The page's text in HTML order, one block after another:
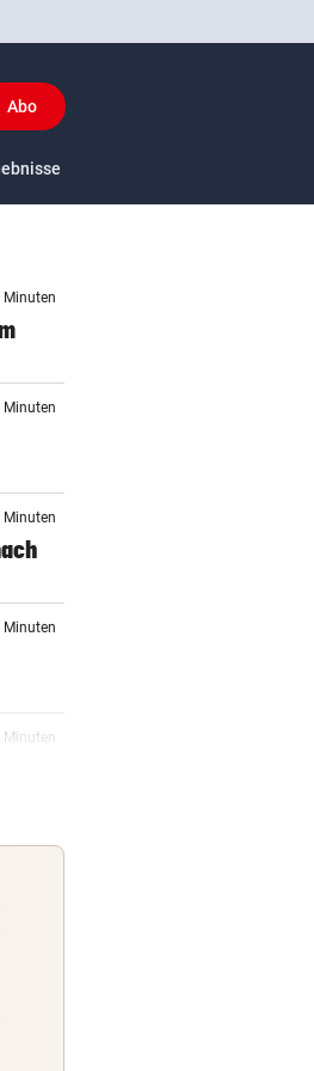
Abo
US-Sport
Minuten
Minuten
Minuten
Minuten
Minuten
Minuten